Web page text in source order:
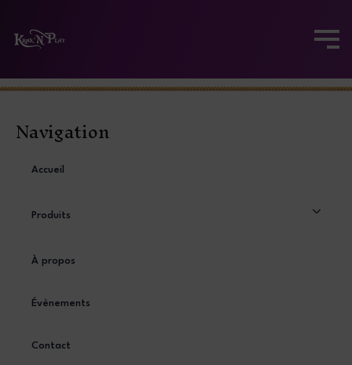
Navigation
Accueil
Produits
À propos
Évènements
Contact